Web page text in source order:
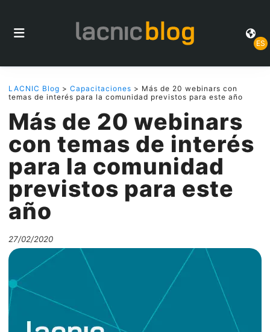
ES
LACNIC Blog > Capacitaciones > Más de 20 webinars con
temas de interés para la comunidad previstos para este año
Más de 20 webinars
con temas de interés
para la comunidad
previstos para este
año
27/02/2020